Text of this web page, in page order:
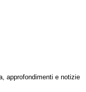
approfondimenti e notizie